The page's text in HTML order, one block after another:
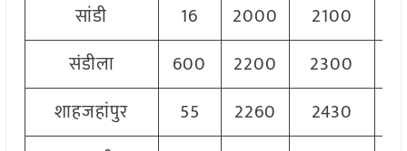
सांडी
16 2000 2100
संडीला
600 2200 2300
शाहजहांपुर
55 2260 2430